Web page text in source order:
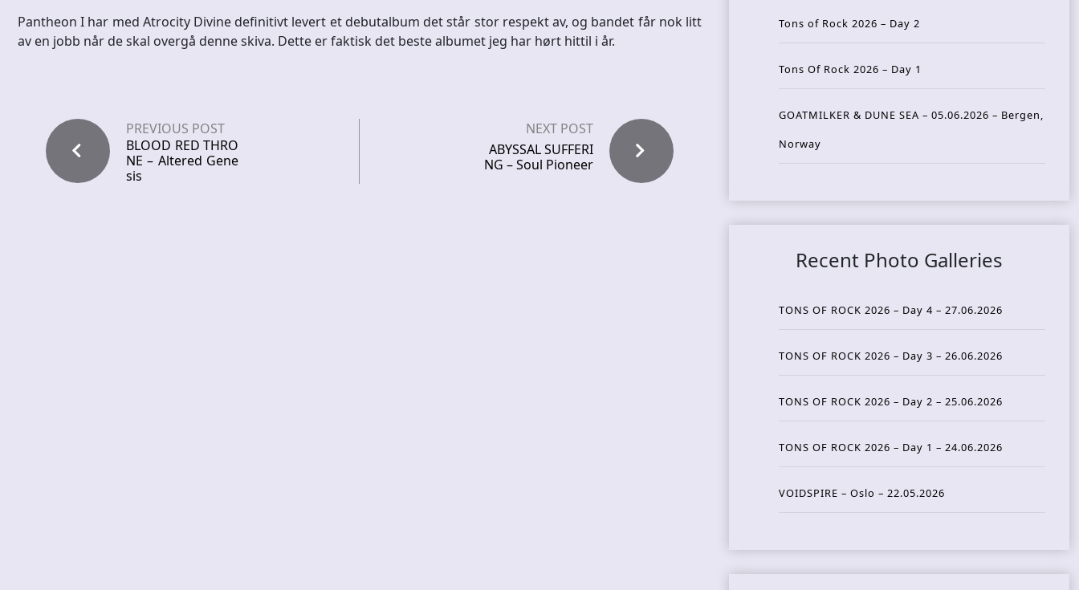
Pantheon I har med Atrocity Divine definitivt levert et debutalbum det står stor respekt av, og bandet får nok litt
av en jobb når de skal overgå denne skiva. Dette er faktisk det beste albumet jeg har hørt hittil i år.
PREVIOUS POST
BLOOD RED THRO
NE – Altered Gene
sis
NEXT POST
ABYSSAL SUFFERI
NG – Soul Pioneer
Tons of Rock 2026 – Day 2
Tons Of Rock 2026 – Day 1
GOATMILKER & DUNE SEA – 05.06.2026 – Bergen,
Norway
Recent Photo Galleries
TONS OF ROCK 2026 – Day 4 – 27.06.2026
TONS OF ROCK 2026 – Day 3 – 26.06.2026
TONS OF ROCK 2026 – Day 2 – 25.06.2026
TONS OF ROCK 2026 – Day 1 – 24.06.2026
VOIDSPIRE – Oslo – 22.05.2026